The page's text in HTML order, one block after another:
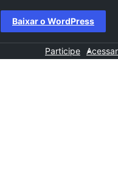
Baixar o WordPress
Participe Acessar